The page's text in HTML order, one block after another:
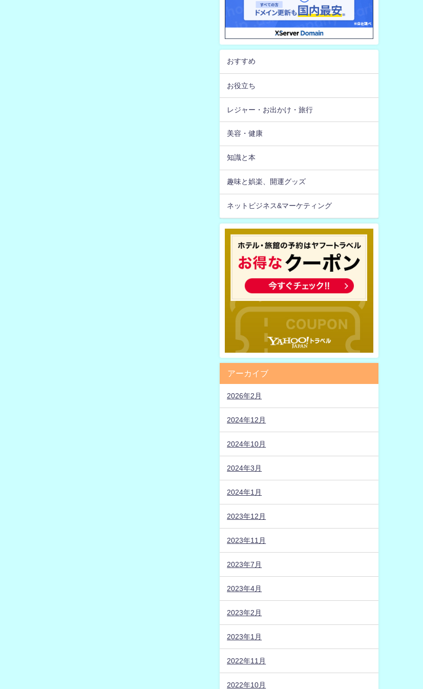
おすすめ
お役立ち
レジャー・お出かけ・旅行
美容・健康
知識と本
趣味と娯楽、開運グッズ
ネットビジネス&マーケティング
アーカイブ
2026年2月
2024年12月
2024年10月
2024年3月
2024年1月
2023年12月
2023年11月
2023年7月
2023年4月
2023年2月
2023年1月
2022年11月
2022年10月